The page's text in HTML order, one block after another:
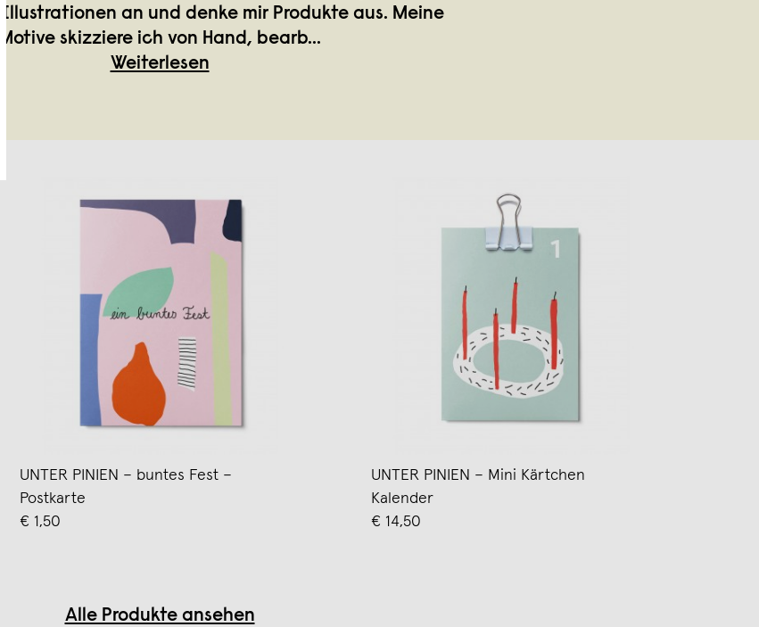
Illustrationen an und denke mir Produkte aus. Meine
Motive skizziere ich von Hand, bearb...
Weiterlesen
UNTER PINIEN – buntes Fest –
Postkarte
€ 1,50
UNTER PINIEN – Mini Kärtchen
Kalender
€ 14,50
Alle Produkte ansehen